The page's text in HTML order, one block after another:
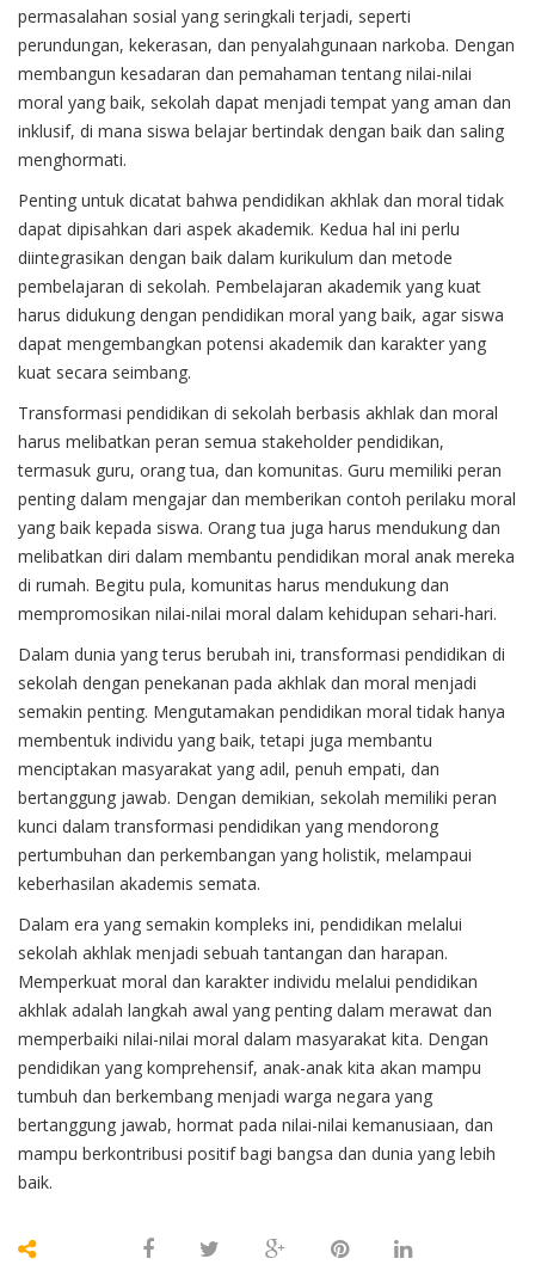
permasalahan sosial yang seringkali terjadi, seperti
perundungan, kekerasan, dan penyalahgunaan narkoba. Dengan
membangun kesadaran dan pemahaman tentang nilai-nilai
moral yang baik, sekolah dapat menjadi tempat yang aman dan
inklusif, di mana siswa belajar bertindak dengan baik dan saling
menghormati.
Penting untuk dicatat bahwa pendidikan akhlak dan moral tidak
dapat dipisahkan dari aspek akademik. Kedua hal ini perlu
diintegrasikan dengan baik dalam kurikulum dan metode
pembelajaran di sekolah. Pembelajaran akademik yang kuat
harus didukung dengan pendidikan moral yang baik, agar siswa
dapat mengembangkan potensi akademik dan karakter yang
kuat secara seimbang.
Transformasi pendidikan di sekolah berbasis akhlak dan moral
harus melibatkan peran semua stakeholder pendidikan,
termasuk guru, orang tua, dan komunitas. Guru memiliki peran
penting dalam mengajar dan memberikan contoh perilaku moral
yang baik kepada siswa. Orang tua juga harus mendukung dan
melibatkan diri dalam membantu pendidikan moral anak mereka
di rumah. Begitu pula, komunitas harus mendukung dan
mempromosikan nilai-nilai moral dalam kehidupan sehari-hari.
Dalam dunia yang terus berubah ini, transformasi pendidikan di
sekolah dengan penekanan pada akhlak dan moral menjadi
semakin penting. Mengutamakan pendidikan moral tidak hanya
membentuk individu yang baik, tetapi juga membantu
menciptakan masyarakat yang adil, penuh empati, dan
bertanggung jawab. Dengan demikian, sekolah memiliki peran
kunci dalam transformasi pendidikan yang mendorong
pertumbuhan dan perkembangan yang holistik, melampaui
keberhasilan akademis semata.
Dalam era yang semakin kompleks ini, pendidikan melalui
sekolah akhlak menjadi sebuah tantangan dan harapan.
Memperkuat moral dan karakter individu melalui pendidikan
akhlak adalah langkah awal yang penting dalam merawat dan
memperbaiki nilai-nilai moral dalam masyarakat kita. Dengan
pendidikan yang komprehensif, anak-anak kita akan mampu
tumbuh dan berkembang menjadi warga negara yang
bertanggung jawab, hormat pada nilai-nilai kemanusiaan, dan
mampu berkontribusi positif bagi bangsa dan dunia yang lebih
baik.